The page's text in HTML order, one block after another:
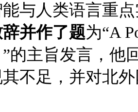
与人类语言重
并作了题为“A
的主旨发言，他
不足，并对北